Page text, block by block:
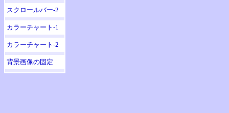
スクロールバー-2
カラーチャート-1
カラーチャート-2
背景画像の固定